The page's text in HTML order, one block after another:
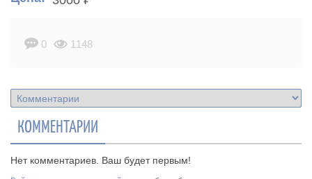
0 1148
КОММЕНТАРИИ
Нет комментариев. Ваш будет первым!